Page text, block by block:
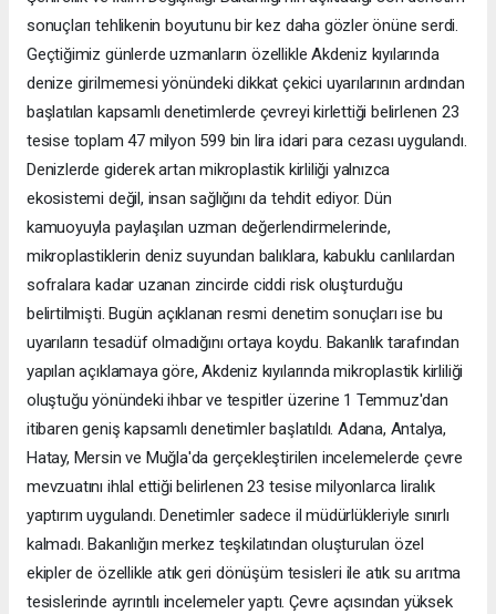
sonuçları tehlikenin boyutunu bir kez daha gözler önüne serdi.
Geçtiğimiz günlerde uzmanların özellikle Akdeniz kıyılarında
denize girilmemesi yönündeki dikkat çekici uyarılarının ardından
başlatılan kapsamlı denetimlerde çevreyi kirlettiği belirlenen 23
tesise toplam 47 milyon 599 bin lira idari para cezası uygulandı.
Denizlerde giderek artan mikroplastik kirliliği yalnızca
ekosistemi değil, insan sağlığını da tehdit ediyor. Dün
kamuoyuyla paylaşılan uzman değerlendirmelerinde,
mikroplastiklerin deniz suyundan balıklara, kabuklu canlılardan
sofralara kadar uzanan zincirde ciddi risk oluşturduğu
belirtilmişti. Bugün açıklanan resmi denetim sonuçları ise bu
uyarıların tesadüf olmadığını ortaya koydu. Bakanlık tarafından
yapılan açıklamaya göre, Akdeniz kıyılarında mikroplastik kirliliği
oluştuğu yönündeki ihbar ve tespitler üzerine 1 Temmuz'dan
itibaren geniş kapsamlı denetimler başlatıldı. Adana, Antalya,
Hatay, Mersin ve Muğla'da gerçekleştirilen incelemelerde çevre
mevzuatını ihlal ettiği belirlenen 23 tesise milyonlarca liralık
yaptırım uygulandı. Denetimler sadece il müdürlükleriyle sınırlı
kalmadı. Bakanlığın merkez teşkilatından oluşturulan özel
ekipler de özellikle atık geri dönüşüm tesisleri ile atık su arıtma
tesislerinde ayrıntılı incelemeler yaptı. Çevre açısından yüksek